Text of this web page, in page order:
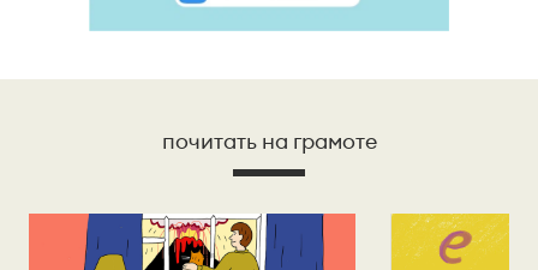
почитать на грамоте